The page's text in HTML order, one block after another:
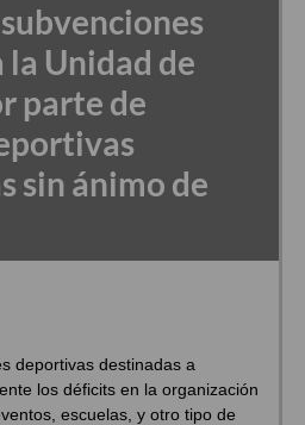
Unidad de
parte de
sin ánimo de
deportivas destinadas a
los déficits en la organización
escuelas, y otro tipo de